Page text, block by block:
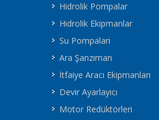
Hidrolik Pompalar
Hidrolik Ekipmanlar
Su Pompaları
Ara Şanzıman
İtfaiye Aracı Ekipmanları
Devir Ayarlayıcı
Motor Redüktörleri